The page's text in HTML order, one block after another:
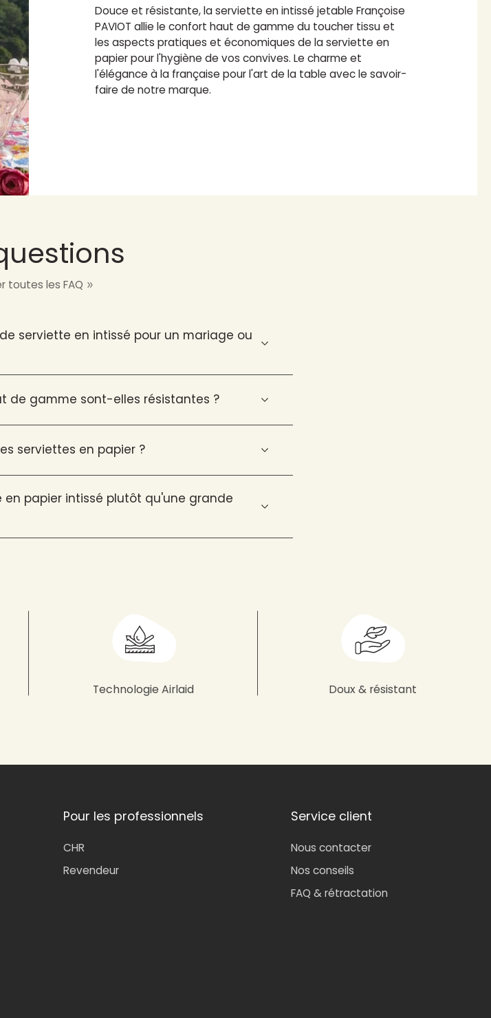
Douce et résistante, la serviette en intissé jetable Françoise
PAVIOT allie le confort haut de gamme du toucher tissu et
les aspects pratiques et économiques de la serviette en
papier pour l'hygiène de vos convives. Le charme et
l'élégance à la française pour l'art de la table avec le savoir-
faire de notre marque.
toutes les FAQ
serviette en intissé pour un mariage ou
de gamme sont-elles résistantes ?
serviettes en papier ?
papier intissé plutôt qu'une grande
Technologie Airlaid Doux & résistant
Pour les professionnels
CHR
Revendeur
Service client
Nous contacter
Nos conseils
FAQ & rétractation